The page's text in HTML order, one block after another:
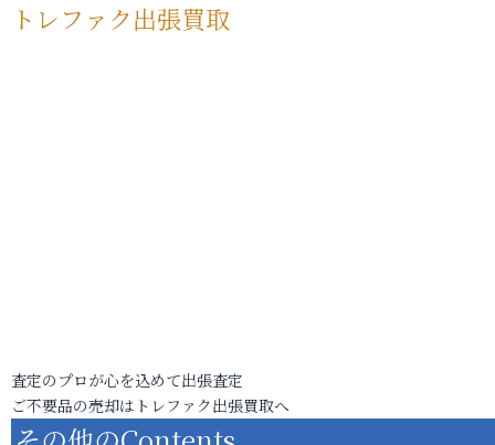
トレファク出張買取
査定のプロが心を込めて出張査定
ご不要品の売却はトレファク出張買取へ